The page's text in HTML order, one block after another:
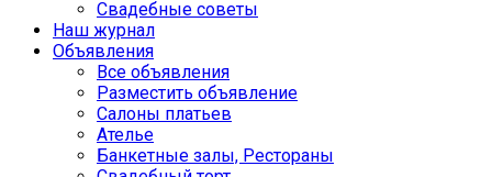
Свадебные советы
Наш журнал
Объявления
Все объявления
Разместить объявление
Салоны платьев
Ателье
Банкетные залы, Рестораны